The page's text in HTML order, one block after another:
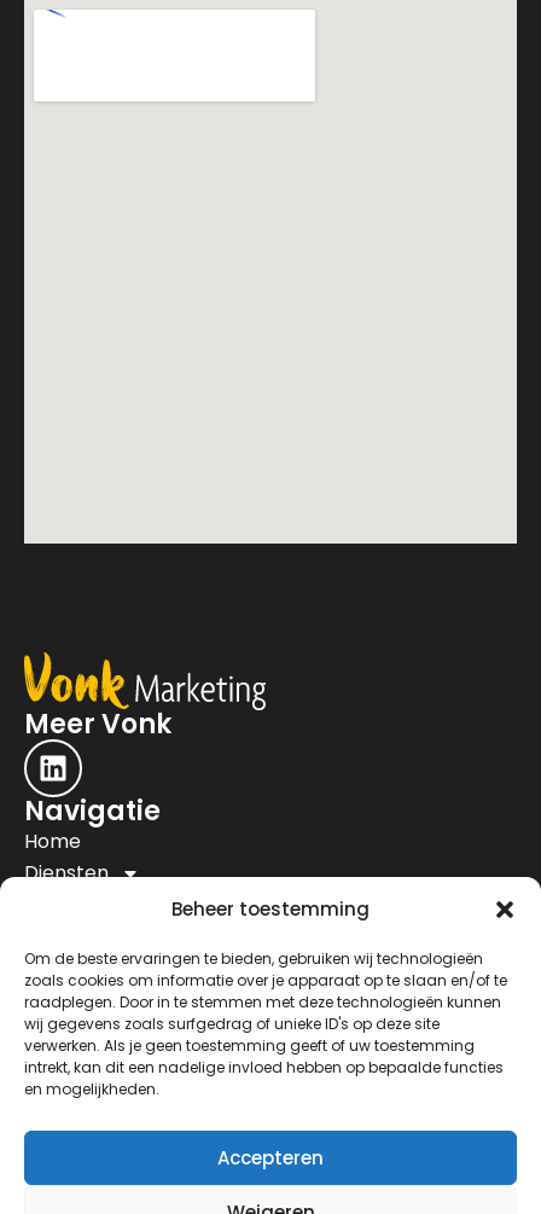
Beheer toestemming
Om de beste ervaringen te bieden, gebruiken wij technologieën
zoals cookies om informatie over je apparaat op te slaan en/of te
raadplegen. Door in te stemmen met deze technologieën kunnen
wij gegevens zoals surfgedrag of unieke ID's op deze site
verwerken. Als je geen toestemming geeft of uw toestemming
intrekt, kan dit een nadelige invloed hebben op bepaalde functies
en mogelijkheden.
Accepteren
Meer Vonk
Navigatie
Home
Diensten
Vacatures
Contact
Contact
Coevorderweg-Noord 16
7776 BW Slagharen
info@vonkmarketing.com
Wij gebruiken cookies om de website te verbeteren,
inhoud te tonen en ons verkeer te analyseren.
gebruik van optionele cookies ten behoeve van onze
websiteoptimalisatie.
Om alleen functionele cookies te gebruiken, klik je op